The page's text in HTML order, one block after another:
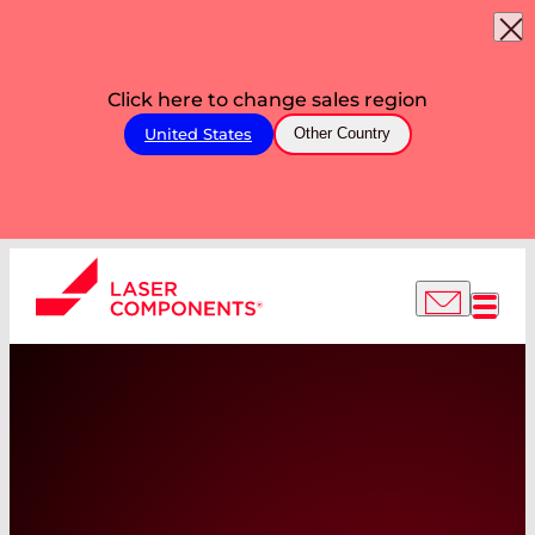
Click here to change sales region
United States Other Country